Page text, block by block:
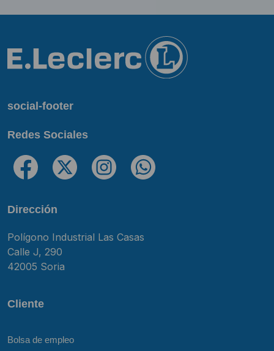
social-footer
Redes Sociales
Dirección
Polígono Industrial Las Casas
Calle J, 290
42005 Soria
Cliente
Bolsa de empleo